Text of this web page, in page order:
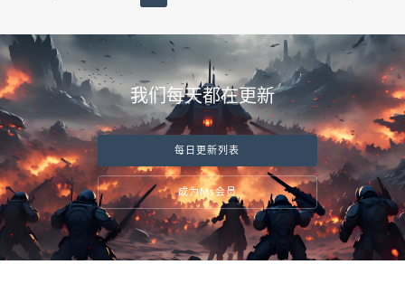
我们每天都在更新
每日更新列表
成为Ms会员